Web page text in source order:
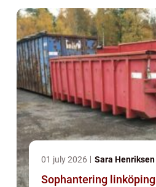
01 july 2026 Sara Henriksen
Sophantering linköping effektivt, tryggt